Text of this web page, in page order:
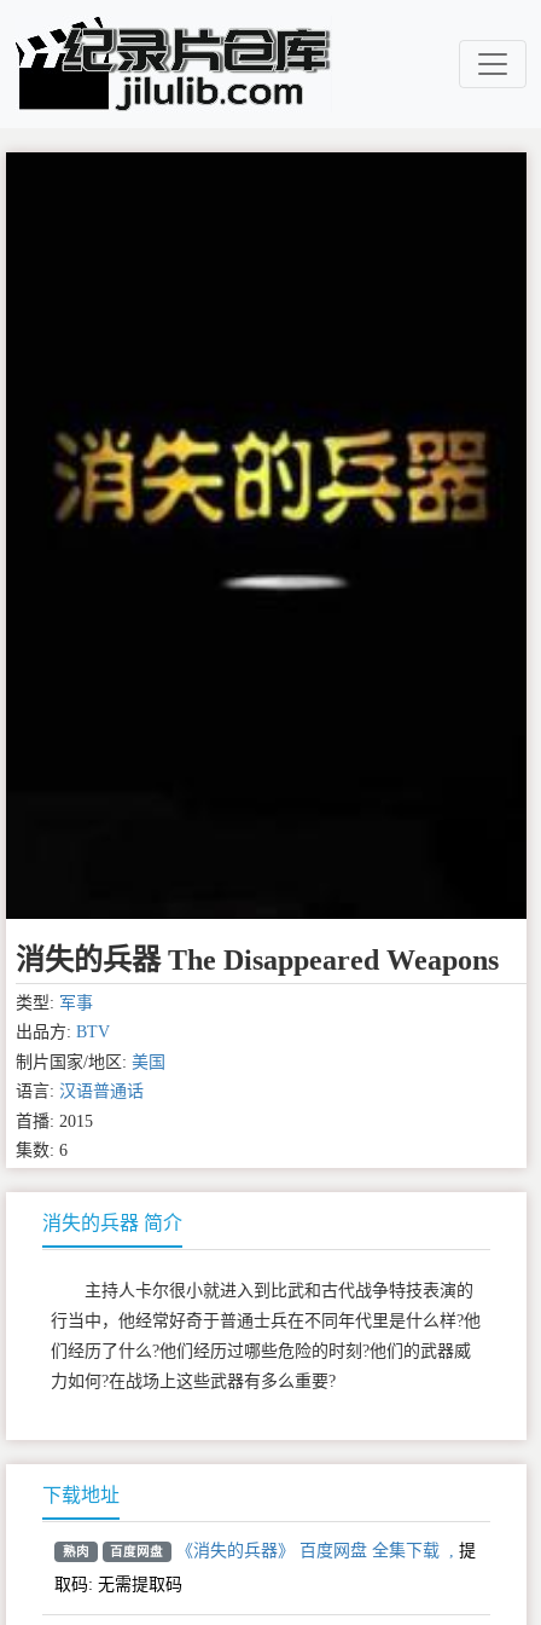
消失的兵器 The Disappeared Weapons
类型: 军事
出品方: BTV
制片国家/地区: 美国
语言: 汉语普通话
首播: 2015
集数: 6
消失的兵器 简介
主持人卡尔很小就进入到比武和古代战争特技表演的
行当中，他经常好奇于普通士兵在不同年代里是什么样?他
们经历了什么?他们经历过哪些危险的时刻?他们的武器威
力如何?在战场上这些武器有多么重要?
下载地址
熟肉 百度网盘 《消失的兵器》 百度网盘 全集下载
提
取码: 无需提取码